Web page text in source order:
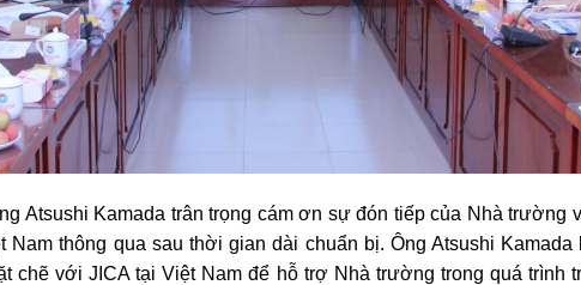
Atsushi Kamada trân trọng cám ơn sự đón tiếp của Nhà trường
thông qua sau thời gian dài chuẩn bị. Ông Atsushi Kamada
chẽ với JICA tại Việt Nam để hỗ trợ Nhà trường trong quá trình